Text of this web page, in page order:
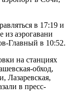
в 17:19 и
из аэрогавани
Главный в 10:52.
на станциях
обход,
Лазаревская,
в пресс-